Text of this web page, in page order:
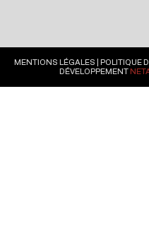
MENTIONS LÉGALES POLITIQUE
DÉVELOPPEMENT